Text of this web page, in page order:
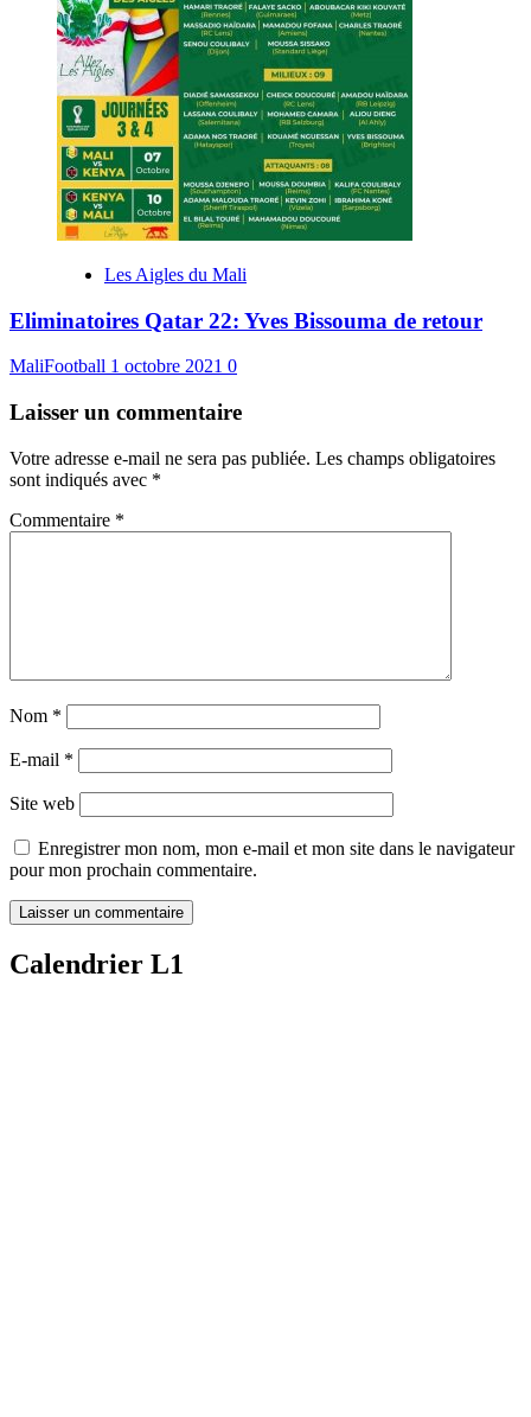
Les Aigles du Mali
Eliminatoires Qatar 22: Yves Bissouma de retour
MaliFootball 1 octobre 2021 0
Laisser un commentaire
Votre adresse e-mail ne sera pas publiée. Les champs obligatoires
sont indiqués avec *
Commentaire *
Nom *
E-mail *
Site web
Enregistrer mon nom, mon e-mail et mon site dans le navigateur
pour mon prochain commentaire.
Calendrier L1